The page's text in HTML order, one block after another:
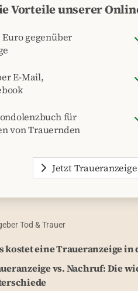
Vorteile unserer
gegenüber
E-Mail,
für
von Trauernden
Jetzt
Tod & Trauer
kostet eine Traueranzeige in
vs. Nachruf: Die